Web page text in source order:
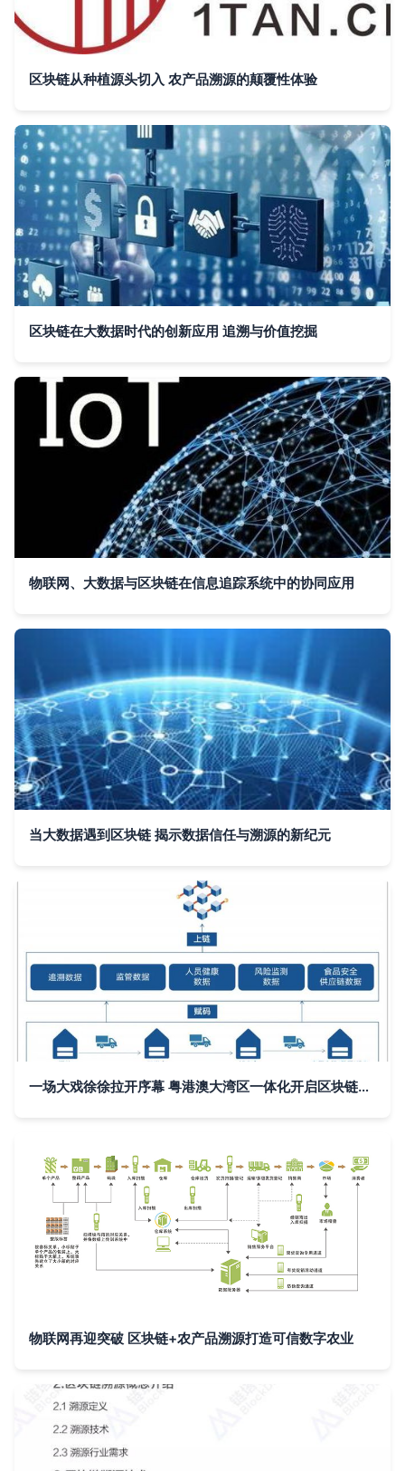
区块链从种植源头切入 农产品溯源的颠覆性体验
区块链在大数据时代的创新应用 追溯与价值挖掘
物联网、大数据与区块链在信息追踪系统中的协同应用
当大数据遇到区块链 揭示数据信任与溯源的新纪元
一场大戏徐徐拉开序幕 粤港澳大湾区一体化开启区块链新时代
物联网再迎突破 区块链+农产品溯源打造可信数字农业